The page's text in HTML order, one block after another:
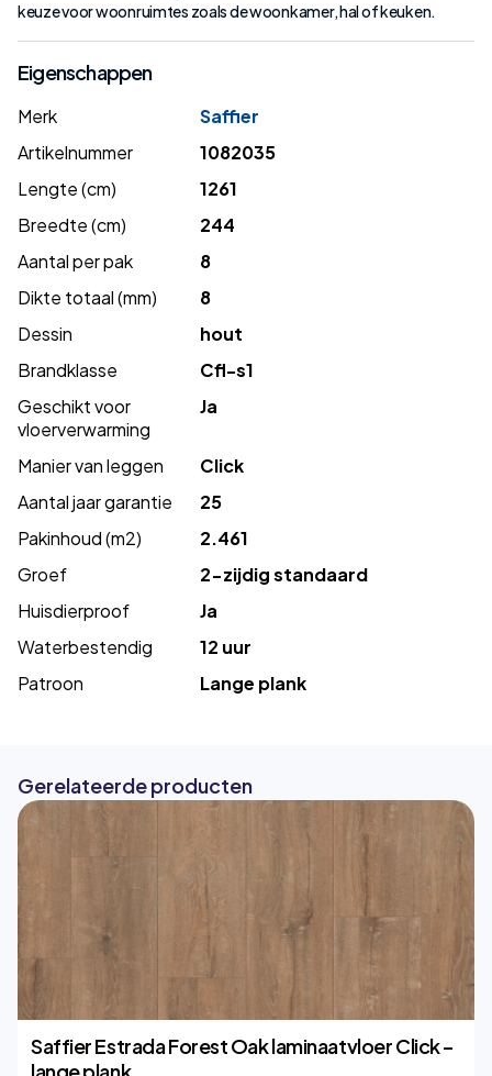
keuze voor woonruimtes zoals de woonkamer, hal of keuken.
Eigenschappen
Merk
Saffier
Artikelnummer
1082035
Lengte (cm)
1261
Breedte (cm)
244
Aantal per pak
8
Dikte totaal (mm)
8
Dessin
hout
Brandklasse
Cfl-s1
Geschikt voor
vloerverwarming
Ja
Manier van leggen
Click
Aantal jaar garantie
25
Pakinhoud (m2)
2.461
Groef
2-zijdig standaard
Huisdierproof
Ja
Waterbestendig
12 uur
Patroon
Lange plank
Gerelateerde producten
Saffier Estrada Forest Oak laminaatvloer Click –